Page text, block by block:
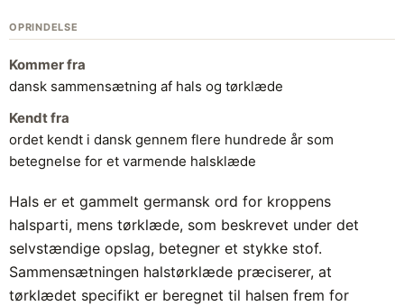
OPRINDELSE
Kommer fra
dansk sammensætning af hals og tørklæde
Kendt fra
ordet kendt i dansk gennem flere hundrede år som
betegnelse for et varmende halsklæde
Hals er et gammelt germansk ord for kroppens
halsparti, mens tørklæde, som beskrevet under det
selvstændige opslag, betegner et stykke stof.
Sammensætningen halstørklæde præciserer, at
tørklædet specifikt er beregnet til halsen frem for